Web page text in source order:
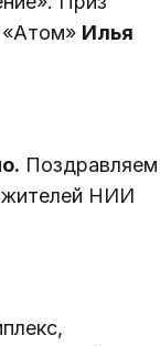
«Атом» Илья
Поздравляем
жителей НИИ